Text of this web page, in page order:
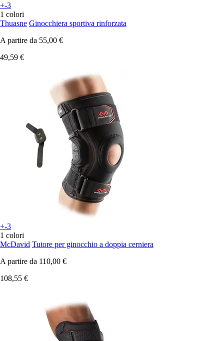
+-3
1 colori
Thuasne Ginocchiera sportiva rinforzata
A partire da 55,00 €
49,59 €
+-3
1 colori
McDavid Tutore per ginocchio a doppia cerniera
A partire da 110,00 €
108,55 €